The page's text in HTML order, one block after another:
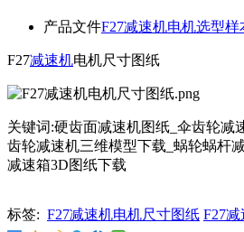
产品文件F27减速机电机选型样
F27减速机电机尺寸图纸
关键词:硬齿面减速机图纸_伞齿轮减
齿轮减速机三维模型下载_蜗轮蜗杆
减速箱3D图纸下载
标签: F27减速机电机尺寸图纸 F27